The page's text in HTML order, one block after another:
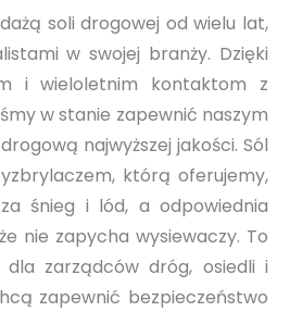
soli drogowej od wielu lat,
w swojej branży. Dzięki
i wieloletnim kontaktom z
w stanie zapewnić naszym
najwyższej jakości. Sól
którą oferujemy,
śnieg i lód, a odpowiednia
nie zapycha wysiewaczy. To
dla zarządców dróg, osiedli i
zapewnić bezpieczeństwo